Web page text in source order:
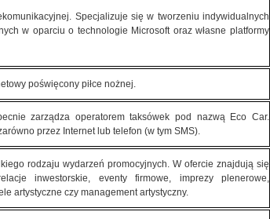
Specjalizuje się w tworzeniu indywidualnych
w oparciu o technologie Microsoft oraz własne platformy
poświęcony piłce nożnej.
zarządza operatorem taksówek pod nazwą Eco Car.
przez Internet lub telefon (w tym SMS).
rodzaju wydarzeń promocyjnych. W ofercie znajdują się
inwestorskie, eventy firmowe, imprezy plenerowe,
artystyczne czy management artystyczny.